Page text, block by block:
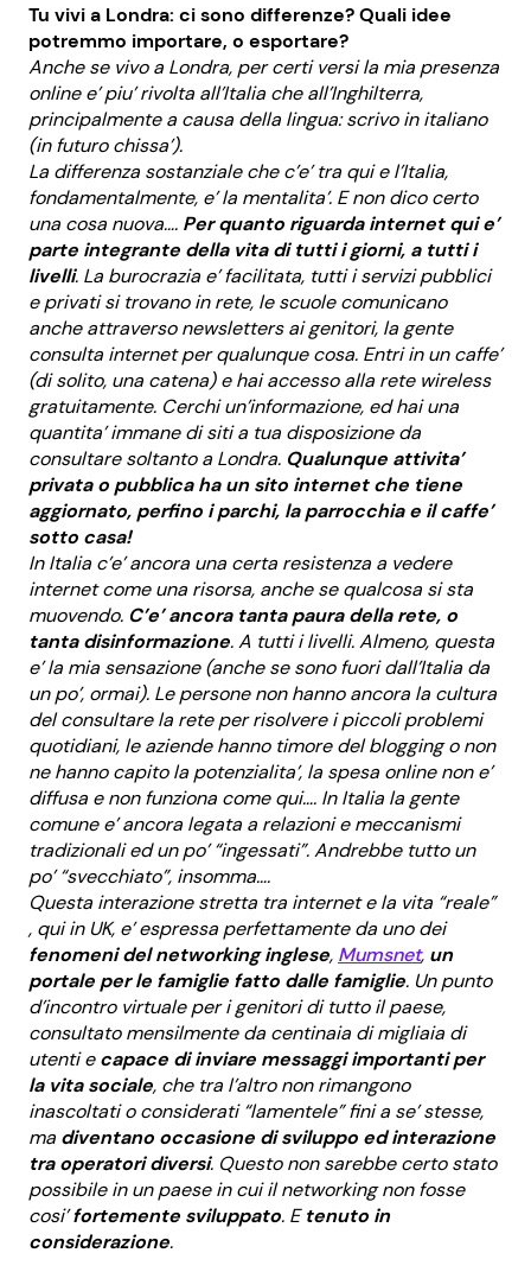
Tu vivi a Londra: ci sono differenze? Quali idee
potremmo importare, o esportare?
Anche se vivo a Londra, per certi versi la mia presenza
online e’ piu’ rivolta all’Italia che all’Inghilterra,
principalmente a causa della lingua: scrivo in italiano
(in futuro chissa’).
La differenza sostanziale che c’e’ tra qui e l’Italia,
fondamentalmente, e’ la mentalita’. E non dico certo
una cosa nuova…. Per quanto riguarda internet qui e’
parte integrante della vita di tutti i giorni, a tutti i
livelli. La burocrazia e’ facilitata, tutti i servizi pubblici
e privati si trovano in rete, le scuole comunicano
anche attraverso newsletters ai genitori, la gente
consulta internet per qualunque cosa. Entri in un caffe’
(di solito, una catena) e hai accesso alla rete wireless
gratuitamente. Cerchi un’informazione, ed hai una
quantita’ immane di siti a tua disposizione da
consultare soltanto a Londra. Qualunque attivita’
privata o pubblica ha un sito internet che tiene
aggiornato, perfino i parchi, la parrocchia e il caffe’
sotto casa!
In Italia c’e’ ancora una certa resistenza a vedere
internet come una risorsa, anche se qualcosa si sta
muovendo. C’e’ ancora tanta paura della rete, o
tanta disinformazione. A tutti i livelli. Almeno, questa
e’ la mia sensazione (anche se sono fuori dall’Italia da
un po’, ormai). Le persone non hanno ancora la cultura
del consultare la rete per risolvere i piccoli problemi
quotidiani, le aziende hanno timore del blogging o non
ne hanno capito la potenzialita’, la spesa online non e’
diffusa e non funziona come qui…. In Italia la gente
comune e’ ancora legata a relazioni e meccanismi
tradizionali ed un po’ “ingessati”. Andrebbe tutto un
po’ “svecchiato”, insomma….
Questa interazione stretta tra internet e la vita “reale”
, qui in UK, e’ espressa perfettamente da uno dei
fenomeni del networking inglese, Mumsnet, un
portale per le famiglie fatto dalle famiglie. Un punto
d’incontro virtuale per i genitori di tutto il paese,
consultato mensilmente da centinaia di migliaia di
utenti ecapace di inviare messaggi importanti per
la vita sociale, che tra l’altro non rimangono
inascoltati o considerati “lamentele” fini a se’ stesse,
ma diventano occasione di sviluppo ed interazione
tra operatori diversi. Questo non sarebbe certo stato
possibile in un paese in cui il networking non fosse
cosi’fortemente sviluppato. Etenuto in
considerazione.